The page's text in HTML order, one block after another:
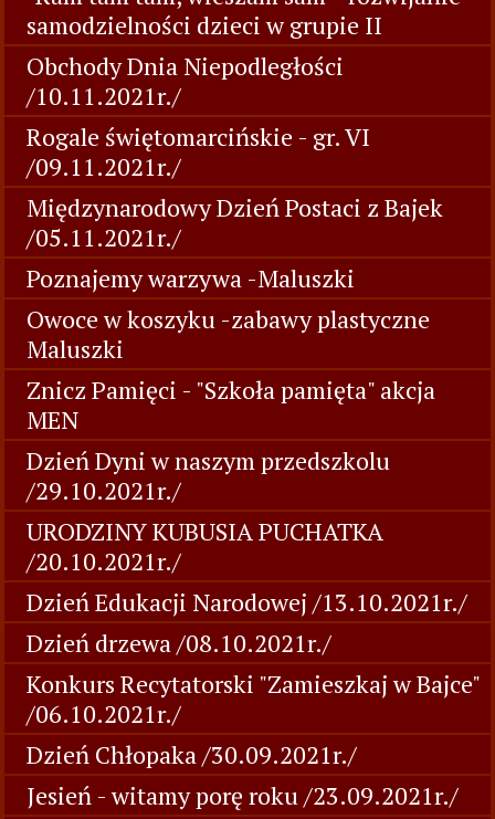
samodzielności dzieci w grupie II
Obchody Dnia Niepodległości
/10.11.2021r./
Rogale świętomarcińskie - gr. VI
/09.11.2021r./
Międzynarodowy Dzień Postaci z Bajek
/05.11.2021r./
Poznajemy warzywa -Maluszki
Owoce w koszyku -zabawy plastyczne
Maluszki
Znicz Pamięci - "Szkoła pamięta" akcja
MEN
Dzień Dyni w naszym przedszkolu
/29.10.2021r./
URODZINY KUBUSIA PUCHATKA
/20.10.2021r./
Dzień Edukacji Narodowej /13.10.2021r./
Dzień drzewa /08.10.2021r./
Konkurs Recytatorski "Zamieszkaj w Bajce"
/06.10.2021r./
Dzień Chłopaka /30.09.2021r./
Jesień - witamy porę roku /23.09.2021r./